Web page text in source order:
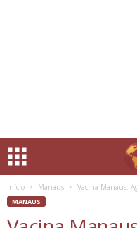
Início Manaus Vacina Manaus:
MANAUS